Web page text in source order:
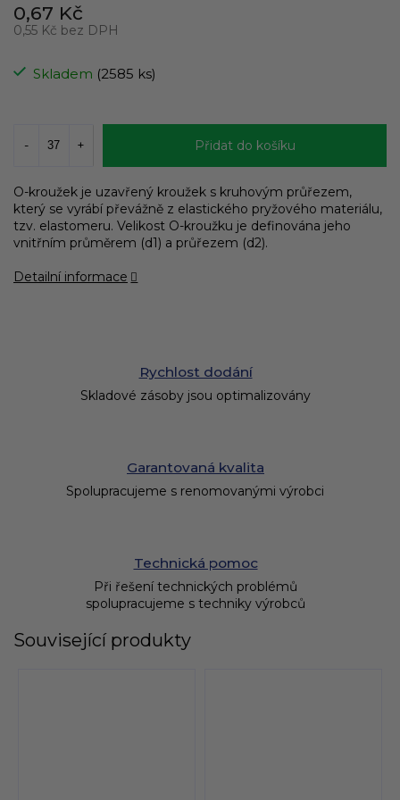
0,67 Kč
0,55 Kč bez DPH
cena:Skladem (2585 ks)
Přidat do košíku
O-kroužek je uzavřený kroužek s kruhovým průřezem,
který se vyrábí převážně z elastického pryžového materiálu,
tzv. elastomeru. Velikost O-kroužku je definována jeho
vnitřním průměrem (d1) a průřezem (d2).
Detailní informace
Rychlost dodání
Skladové zásoby jsou optimalizovány
Garantovaná kvalita
Spolupracujeme s renomovanými výrobci
Technická pomoc
Při řešení technických problémů
spolupracujeme s techniky výrobců
Související produkty